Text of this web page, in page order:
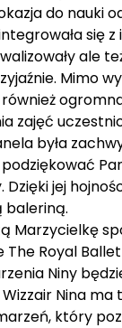
do nauki
się
ale
Mimo
zajęć
była
Dzięki jej
baleriną.
Marzycielkę
Royal
Niny
Nina
który